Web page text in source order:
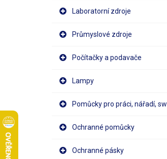
Laboratorní zdroje
Průmyslové zdroje
Počítačky a podavače
Lampy
Pomůcky pro práci, nářadí, sw
Ochranné pomůcky
Ochranné pásky